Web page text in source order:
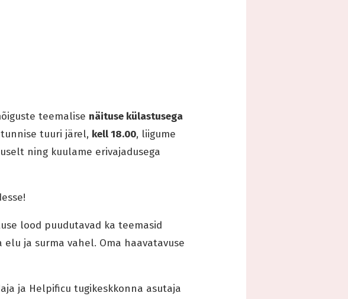
teemalise näituse külastusega
tuuri järel, kell 18.00, liigume
ning kuulame erivajadusega
lood puudutavad ka teemasid
ja surma vahel. Oma haavatavuse
ja Helpificu tugikeskkonna asutaja